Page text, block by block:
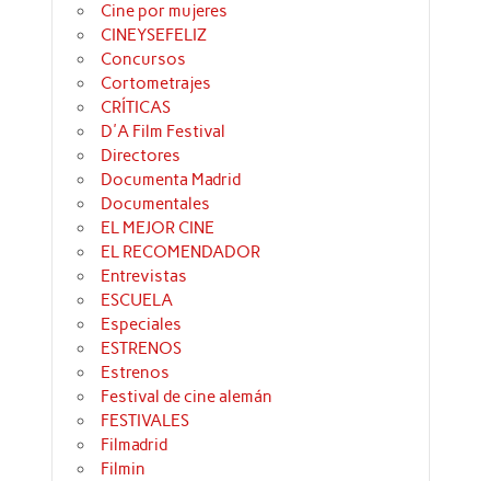
Cine por mujeres
CINEYSEFELIZ
Concursos
Cortometrajes
CRÍTICAS
D'A Film Festival
Directores
Documenta Madrid
Documentales
EL MEJOR CINE
EL RECOMENDADOR
Entrevistas
ESCUELA
Especiales
ESTRENOS
Estrenos
Festival de cine alemán
FESTIVALES
Filmadrid
Filmin